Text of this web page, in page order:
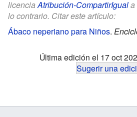
licenciaAtribución-CompartirIguala
lo contrario. Citar este artículo:
Ábaco neperiano para Niños.
Última edición el 17 oct
Sugerir una